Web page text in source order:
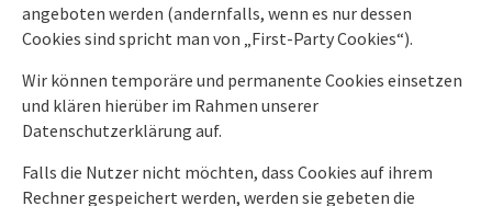
angeboten werden (andernfalls, wenn es nur dessen
Cookies sind spricht man von „First-Party Cookies“).
Wir können temporäre und permanente Cookies einsetzen
und klären hierüber im Rahmen unserer
Datenschutzerklärung auf.
Falls die Nutzer nicht möchten, dass Cookies auf ihrem
Rechner gespeichert werden, werden sie gebeten die